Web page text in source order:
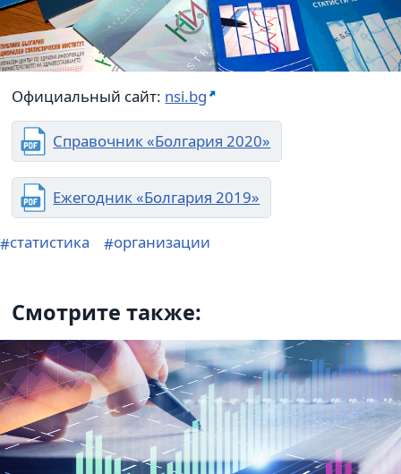
Официаль­ный сайт: nsi.bg
Справоч­ник «Болгария 2020»
Ежегод­ник «Болгария 2019»
статистика организации
Смотрите также: